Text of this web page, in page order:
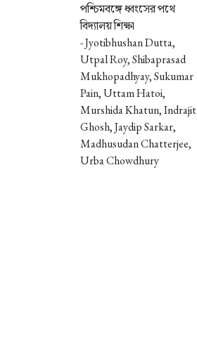
পশ্চিমবঙ্গে ধ্বংসের পথে
বিদ্যালয় শিক্ষা
- Jyotibhushan Dutta,
Utpal Roy, Shibaprasad
Mukhopadhyay, Sukumar
Pain, Uttam Hatoi,
Murshida Khatun, Indrajit
Ghosh, Jaydip Sarkar,
Madhusudan Chatterjee,
Urba Chowdhury